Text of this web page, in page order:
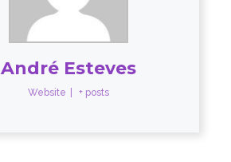
André Esteves
Website + posts